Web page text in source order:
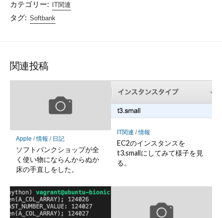
カテゴリー: IT関連
タグ: Softbank
関連投稿
Apple /情報 / 日記
ソフトバンクショップが全
く使い物にならんからぬか
床の手直しをした。
IT関連 /情報
EC2のインスタンスを
t3.smallにしてみて様子を見
る。